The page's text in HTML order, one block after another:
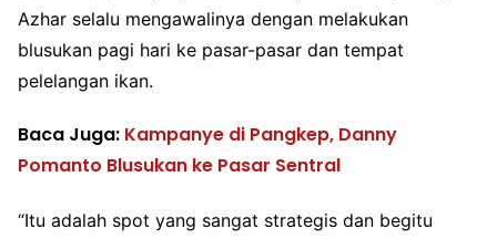
Azhar selalu mengawalinya dengan melakukan
blusukan pagi hari ke pasar-pasar dan tempat
pelelangan ikan.
Baca Juga: Kampanye di Pangkep, Danny
Pomanto Blusukan ke Pasar Sentral
“Itu adalah spot yang sangat strategis dan begitu